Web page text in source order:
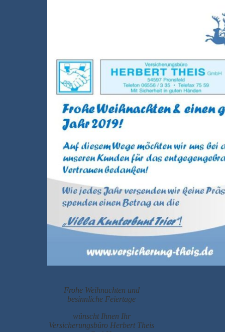
Frohe Weihnachten und
besinnliche Feiertage
wünscht Ihnen Ihr
Versicherungsbüro Herbert Theis